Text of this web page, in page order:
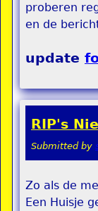
proberen
en de
update
RIP's
Submitted by
Zo als de
Een Huisje